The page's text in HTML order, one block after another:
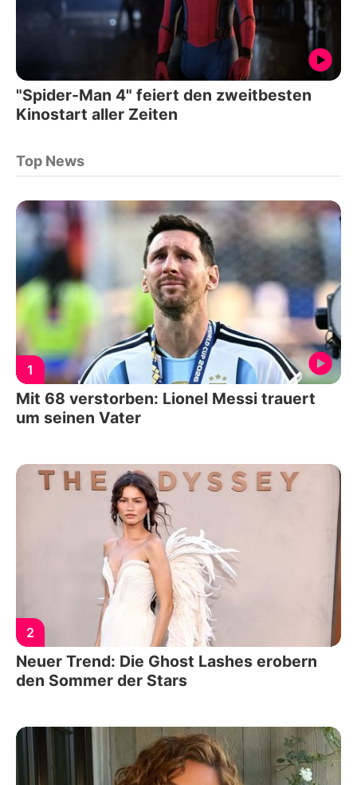
"Spider-Man 4" feiert den zweitbesten
Kinostart aller Zeiten
Top News
1
Mit 68 verstorben: Lionel Messi trauert
um seinen Vater
2
Neuer Trend: Die Ghost Lashes erobern
den Sommer der Stars